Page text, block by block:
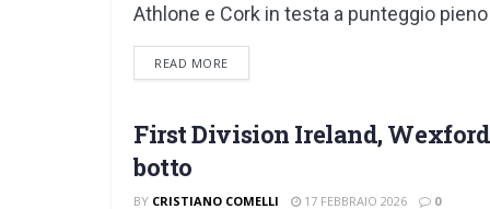
Athlone e Cork in testa a punteggio
READ MOREDETAILS
FIRST DIVISION
First Division Ireland,
botto
BY CRISTIANO COMELLI 17 FEBBRAIO 2026 0